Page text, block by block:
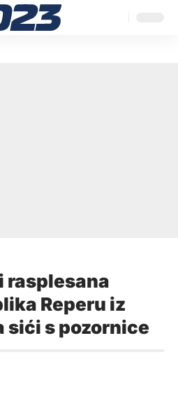
rasplesana
Reperu iz
sići s pozornice